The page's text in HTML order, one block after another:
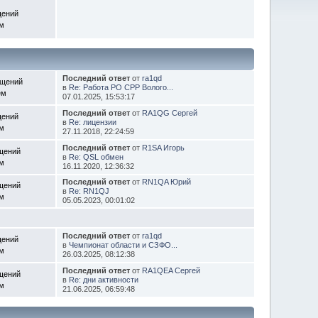
Последний ответот ra1qd
в Re: Работа РО СРР Волого...
07.01.2025, 15:53:17
Последний ответот RA1QG Сергей
в Re: лицензии
27.11.2018, 22:24:59
Последний ответот R1SA Игорь
в Re: QSL обмен
16.11.2020, 12:36:32
Последний ответот RN1QA Юрий
в Re: RN1QJ
05.05.2023, 00:01:02
Последний ответот ra1qd
в Чемпионат области и СЗФО...
26.03.2025, 08:12:38
Последний ответот RA1QEA Сергей
в Re: дни активности
21.06.2025, 06:59:48